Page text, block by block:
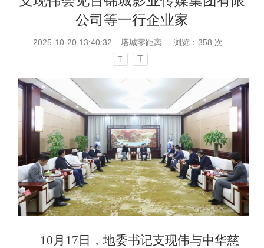
公司等一行企业家
2025-10-20 13:40:32 塔城零距离 浏览： 358 次
T T
10月17日，地委书记支现伟与中华慈